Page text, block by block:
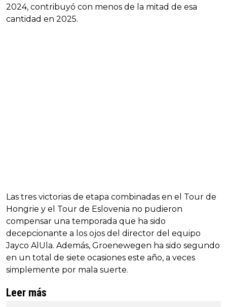
2024, contribuyó con menos de la mitad de esa
cantidad en 2025.
Las tres victorias de etapa combinadas en el Tour de
Hongrie y el Tour de Eslovenia no pudieron
compensar una temporada que ha sido
decepcionante a los ojos del director del equipo
Jayco AlUla. Además, Groenewegen ha sido segundo
en un total de siete ocasiones este año, a veces
simplemente por mala suerte.
Leer más